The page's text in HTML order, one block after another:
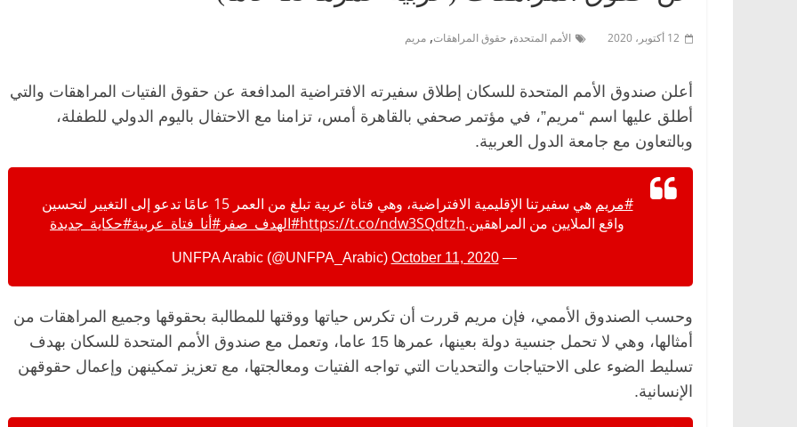
12 أكتوبر، 2020 الأمم المتحدة, حقوق المراهقات, مريم
أعلن صندوق الأمم المتحدة للسكان إطلاق سفيرته الافتراضية المدافعة عن حقوق الفتيات المراهقات والتي
أطلق عليها اسم “مريم”، في مؤتمر صحفي بالقاهرة أمس، تزامنا مع الاحتفال باليوم الدولي للطفلة،
وبالتعاون مع جامعة الدول العربية.
#مريم
هي سفيرتنا الإقليمية الافتراضية، وهي فتاة عربية تبلغ من العمر 15 عامًا تدعو إلى التغيير لتحسين
واقع الملايين من المراهقين.https://t.co/ndw3SQdtzh#الهدف_صفر #أنا_فتاة_عربية#حكاية_جديدة
— UNFPA Arabic (@UNFPA_Arabic)
October 11, 2020
وحسب الصندوق الأممي، فإن مريم قررت أن تكرس حياتها ووقتها للمطالبة بحقوقها وجميع المراهقات من
أمثالها، وهي لا تحمل جنسية دولة بعينها، عمرها 15 عاما، وتعمل مع صندوق الأمم المتحدة للسكان بهدف
تسليط الضوء على الاحتياجات والتحديات التي تواجه الفتيات ومعالجتها، مع تعزيز تمكينهن وإعمال حقوقهن
الإنسانية.